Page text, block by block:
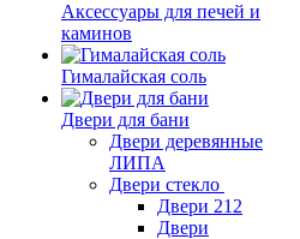
Аксессуары для печей и
каминов
Гималайская соль
Двери для бани
Двери деревянные
ЛИПА
Двери стекло
Двери 212
Двери